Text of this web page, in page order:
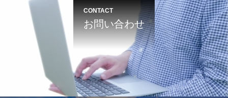
CONTACT
お問い合わせ